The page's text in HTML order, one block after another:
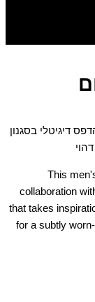
דיגיטלי בסגנון
This
collaboration
that takes
for a subtly